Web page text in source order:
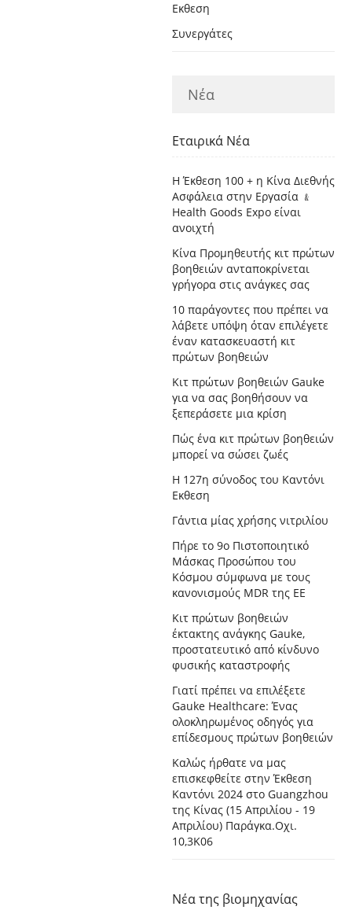
Εκθεση
Συνεργάτες
Νέα
Εταιρικά Νέα
Η Έκθεση 100 + η Κίνα Διεθνής
Ασφάλεια στην Εργασία ﹠
Health Goods Expo είναι
ανοιχτή
Κίνα Προμηθευτής κιτ πρώτων
βοηθειών ανταποκρίνεται
γρήγορα στις ανάγκες σας
10 παράγοντες που πρέπει να
λάβετε υπόψη όταν επιλέγετε
έναν κατασκευαστή κιτ
πρώτων βοηθειών
Κιτ πρώτων βοηθειών Gauke
για να σας βοηθήσουν να
ξεπεράσετε μια κρίση
Πώς ένα κιτ πρώτων βοηθειών
μπορεί να σώσει ζωές
Η 127η σύνοδος του Καντόνι
Εκθεση
Γάντια μίας χρήσης νιτριλίου
Πήρε το 9ο Πιστοποιητικό
Μάσκας Προσώπου του
Κόσμου σύμφωνα με τους
κανονισμούς MDR της ΕΕ
Κιτ πρώτων βοηθειών
έκτακτης ανάγκης Gauke,
προστατευτικό από κίνδυνο
φυσικής καταστροφής
Γιατί πρέπει να επιλέξετε
Gauke Healthcare: Ένας
ολοκληρωμένος οδηγός για
επίδεσμους πρώτων βοηθειών
Καλώς ήρθατε να μας
επισκεφθείτε στην Έκθεση
Καντόνι 2024 στο Guangzhou
της Κίνας (15 Απριλίου - 19
Απριλίου) Παράγκα.Οχι.
10,3K06
Νέα της βιομηχανίας